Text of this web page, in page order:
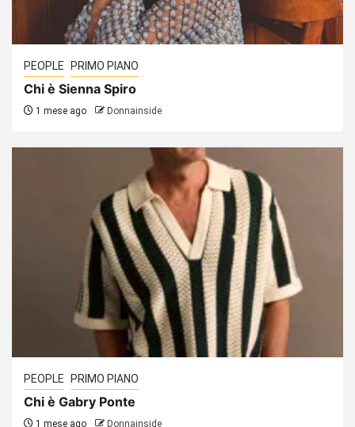
PEOPLE PRIMO PIANO
Chi è Sienna Spiro
1 mese ago Donnainside
PEOPLE PRIMO PIANO
Chi è Gabry Ponte
1 mese ago Donnainside